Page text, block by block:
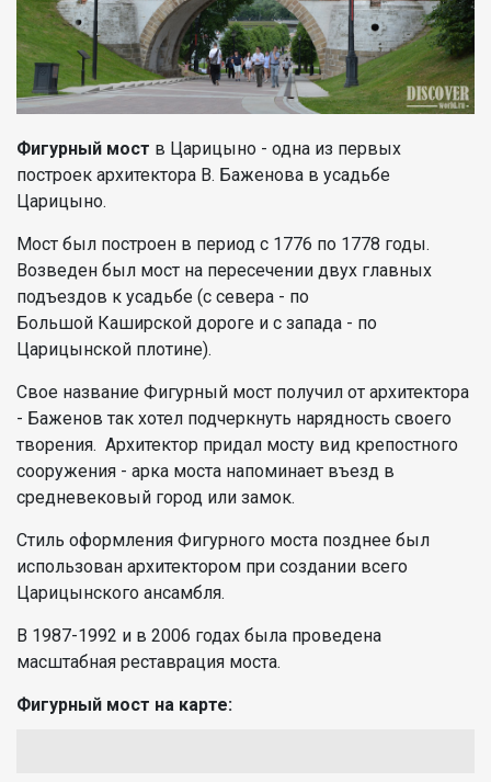
Фигурный мост в Царицыно - одна из первых
построек архитектора В. Баженова в усадьбе
Царицыно.
Мост был построен в период с 1776 по 1778 годы.
Возведен был мост на пересечении двух главных
подъездов к усадьбе (с севера - по
Большой Каширской дороге и с запада - по
Царицынской плотине).
Свое название Фигурный мост получил от архитектора
- Баженов так хотел подчеркнуть нарядность своего
творения. Архитектор придал мосту вид крепостного
сооружения - арка моста напоминает въезд в
средневековый город или замок.
Стиль оформления Фигурного моста позднее был
использован архитектором при создании всего
Царицынского ансамбля.
В 1987-1992 и в 2006 годах была проведена
масштабная реставрация моста.
Фигурный мост на карте: